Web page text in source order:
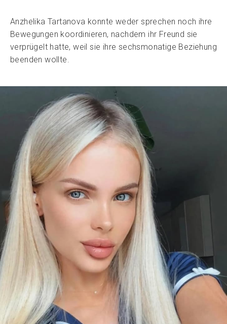
Anzhelika Tartanova konnte weder sprechen noch ihre
Bewegungen koordinieren, nachdem ihr Freund sie
verprügelt hatte, weil sie ihre sechsmonatige Beziehung
beenden wollte.